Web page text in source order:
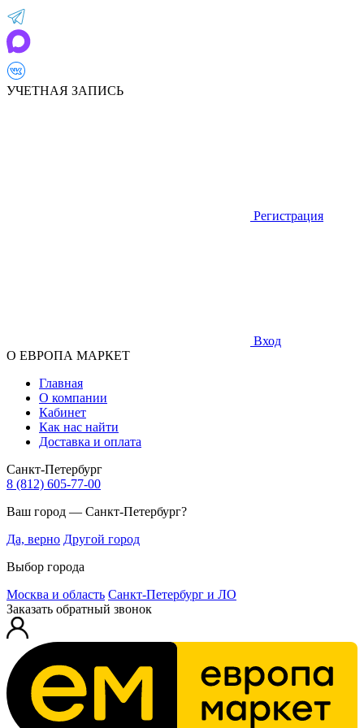
УЧЕТНАЯ ЗАПИСЬ
Регистрация
Вход
О ЕВРОПА МАРКЕТ
Главная
О компании
Кабинет
Как нас найти
Доставка и оплата
Санкт-Петербург
8 (812) 605-77-00
Ваш город — Санкт-Петербург?
Да, верно Другой город
Выбор города
Москва и область Санкт-Петербург и ЛО
Заказать обратный звонок